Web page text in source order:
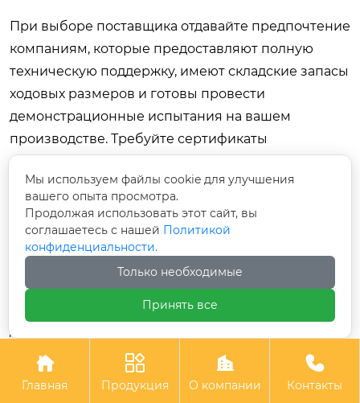
При выборе поставщика отдавайте предпочтение
компаниям, которые предоставляют полную
техническую поддержку, имеют складские запасы
ходовых размеров и готовы провести
демонстрационные испытания на вашем
производстве. Требуйте сертификаты
соответствия и проверяйте происхождение
товара. Помните, что настоящий
профессионализм проявляется не в красивых
буклетах, а в стабильном качестве каждой партии,
обеспеченном передовым оборудованием, таким
как разработки «Айкес Технолоджи».
Если вы хотите подобрать оптимальное решение
для ваших задач, получить образцы для
тестирования или рассчитать экономический
эффект от внедрения нового инструмента,

Главная

Продукция

О компании

Контакты
Мы используем файлы cookie для улучшения
вашего опыта просмотра.
Продолжая использовать этот сайт, вы
соглашаетесь с нашей Политикой
конфиденциальности.
Только необходимые
Принять все